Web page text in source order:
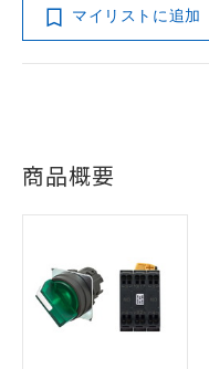
マイリストに追加
商品概要